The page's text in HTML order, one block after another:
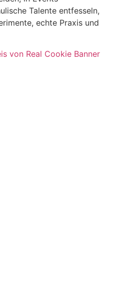
Talente entfesseln,
echte Praxis und
von Real Cookie Banner